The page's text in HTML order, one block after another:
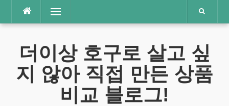
츠
메뉴
더이상 호구로 살고 싶
지 않아 직접 만든 상품
비교 블로그!